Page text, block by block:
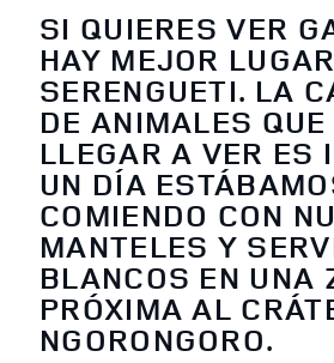
SI QUIERES VER
HAY MEJOR
SERENGUETI. LA
DE ANIMALES
LLEGAR A VER ES
UN DÍA
COMIENDO CON
MANTELES Y
BLANCOS EN UNA
PRÓXIMA AL
NGORONGORO.